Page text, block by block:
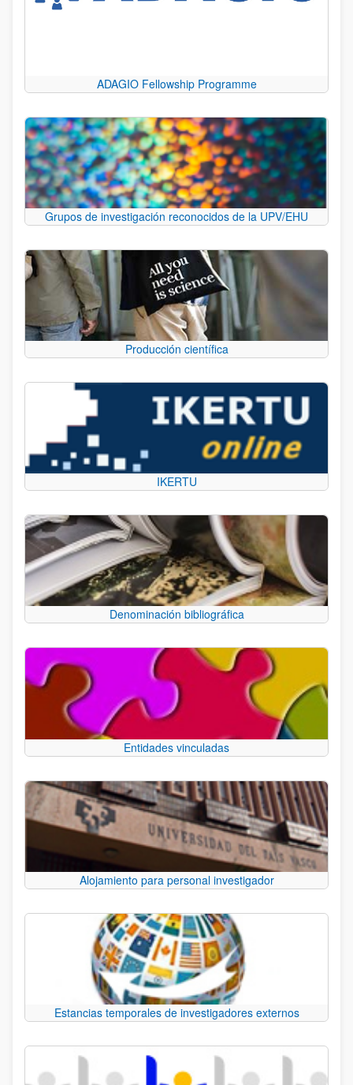
ADAGIO Fellowship Programme
Grupos de investigación reconocidos de la UPV/EHU
Producción científica
IKERTU
Denominación bibliográfica
Entidades vinculadas
Alojamiento para personal investigador
Estancias temporales de investigadores externos